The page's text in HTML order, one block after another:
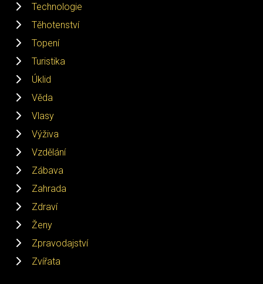
Technologie
Těhotenství
Topení
Turistika
Úklid
Věda
Vlasy
Výživa
Vzdělání
Zábava
Zahrada
Zdraví
Ženy
Zpravodajství
Zvířata